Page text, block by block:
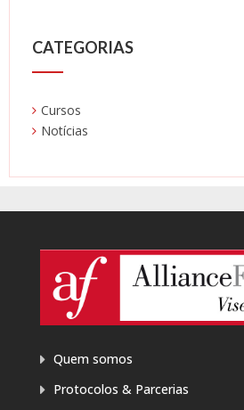
CATEGORIAS
Cursos
Notícias
Quem somos
Protocolos & Parcerias